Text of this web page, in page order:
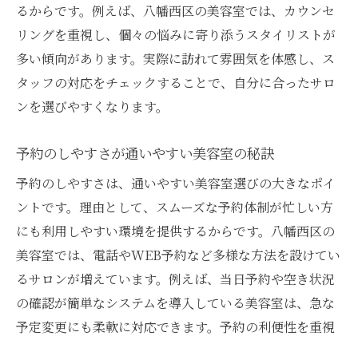
予約が簡単な美容室でストレスフリー通い
八幡西区で働く女性に人気の美容室の特徴
美容室の営業時間が長いと通いやすさ倍増
美容室の待ち時間対策やサービスも注目
美容室でのカウンセリング活用法を知ろう
スタイリストとの相談で理想の髪型を実現
美容室の提案力で新しいヘアスタイル体験
通いやすい美容室で継続的な髪質改善を
美容室の再現性高いカットで毎日が楽しく
るからです。例えば、八幡西区の美容室では、カウンセ
リングを重視し、個々の悩みに寄り添うスタイリストが
多い傾向があります。実際に訪れて雰囲気を体感し、ス
タッフの対応をチェックすることで、自分に合ったサロ
ンを選びやすくなります。
予約のしやすさが通いやすい美容室の秘訣
予約のしやすさは、通いやすい美容室選びの大きなポイ
ントです。理由として、スムーズな予約体制が忙しい方
にも利用しやすい環境を提供するからです。八幡西区の
美容室では、電話やWEB予約など多様な方法を設けてい
るサロンが増えています。例えば、当日予約や空き状況
の確認が簡単なシステムを導入している美容室は、急な
予定変更にも柔軟に対応できます。予約の利便性を重視